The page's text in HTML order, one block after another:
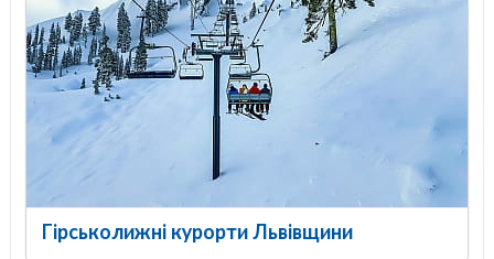
Гірськолижні курорти Львівщини